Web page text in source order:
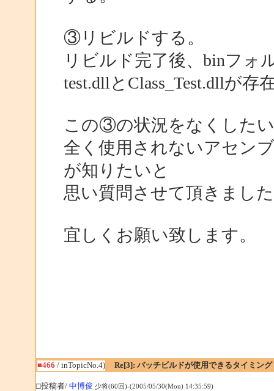
③リビルドする。
リビルド完了後、binフォ
test.dllとClass_Test.dllが存
この③の状況をなくした
全く使用されないアセン
が知りたいと
思い質問させて頂きまし
宜しくお願い致します。
■466 / inTopicNo.4) Re[3]: バッチビルドが使用できるタイミング
□投稿者/ 中博俊 少将(60回)-(2005/05/30(Mon) 14:35:59)